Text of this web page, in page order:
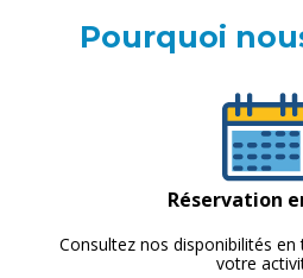
Pourquoi
Réservation
Consultez nos disponibilités
votre